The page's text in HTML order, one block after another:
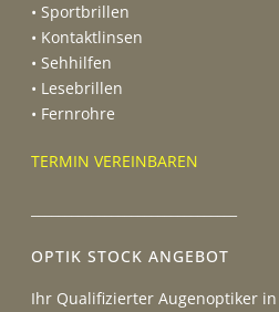
• Sportbrillen
• Kontaktlinsen
• Sehhilfen
• Lesebrillen
• Fernrohre
TERMIN VEREINBAREN
OPTIK STOCK ANGEBOT
Ihr Qualifizierter Augenoptiker